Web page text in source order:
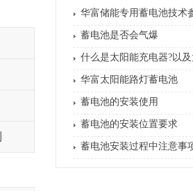
华富储能专用蓄电池技术
蓄电池是否会气爆
什么是太阳能充电器?以
华富太阳能路灯蓄电池
蓄电池的安装使用
蓄电池的安装位置要求
蓄电池安装过程中注意事